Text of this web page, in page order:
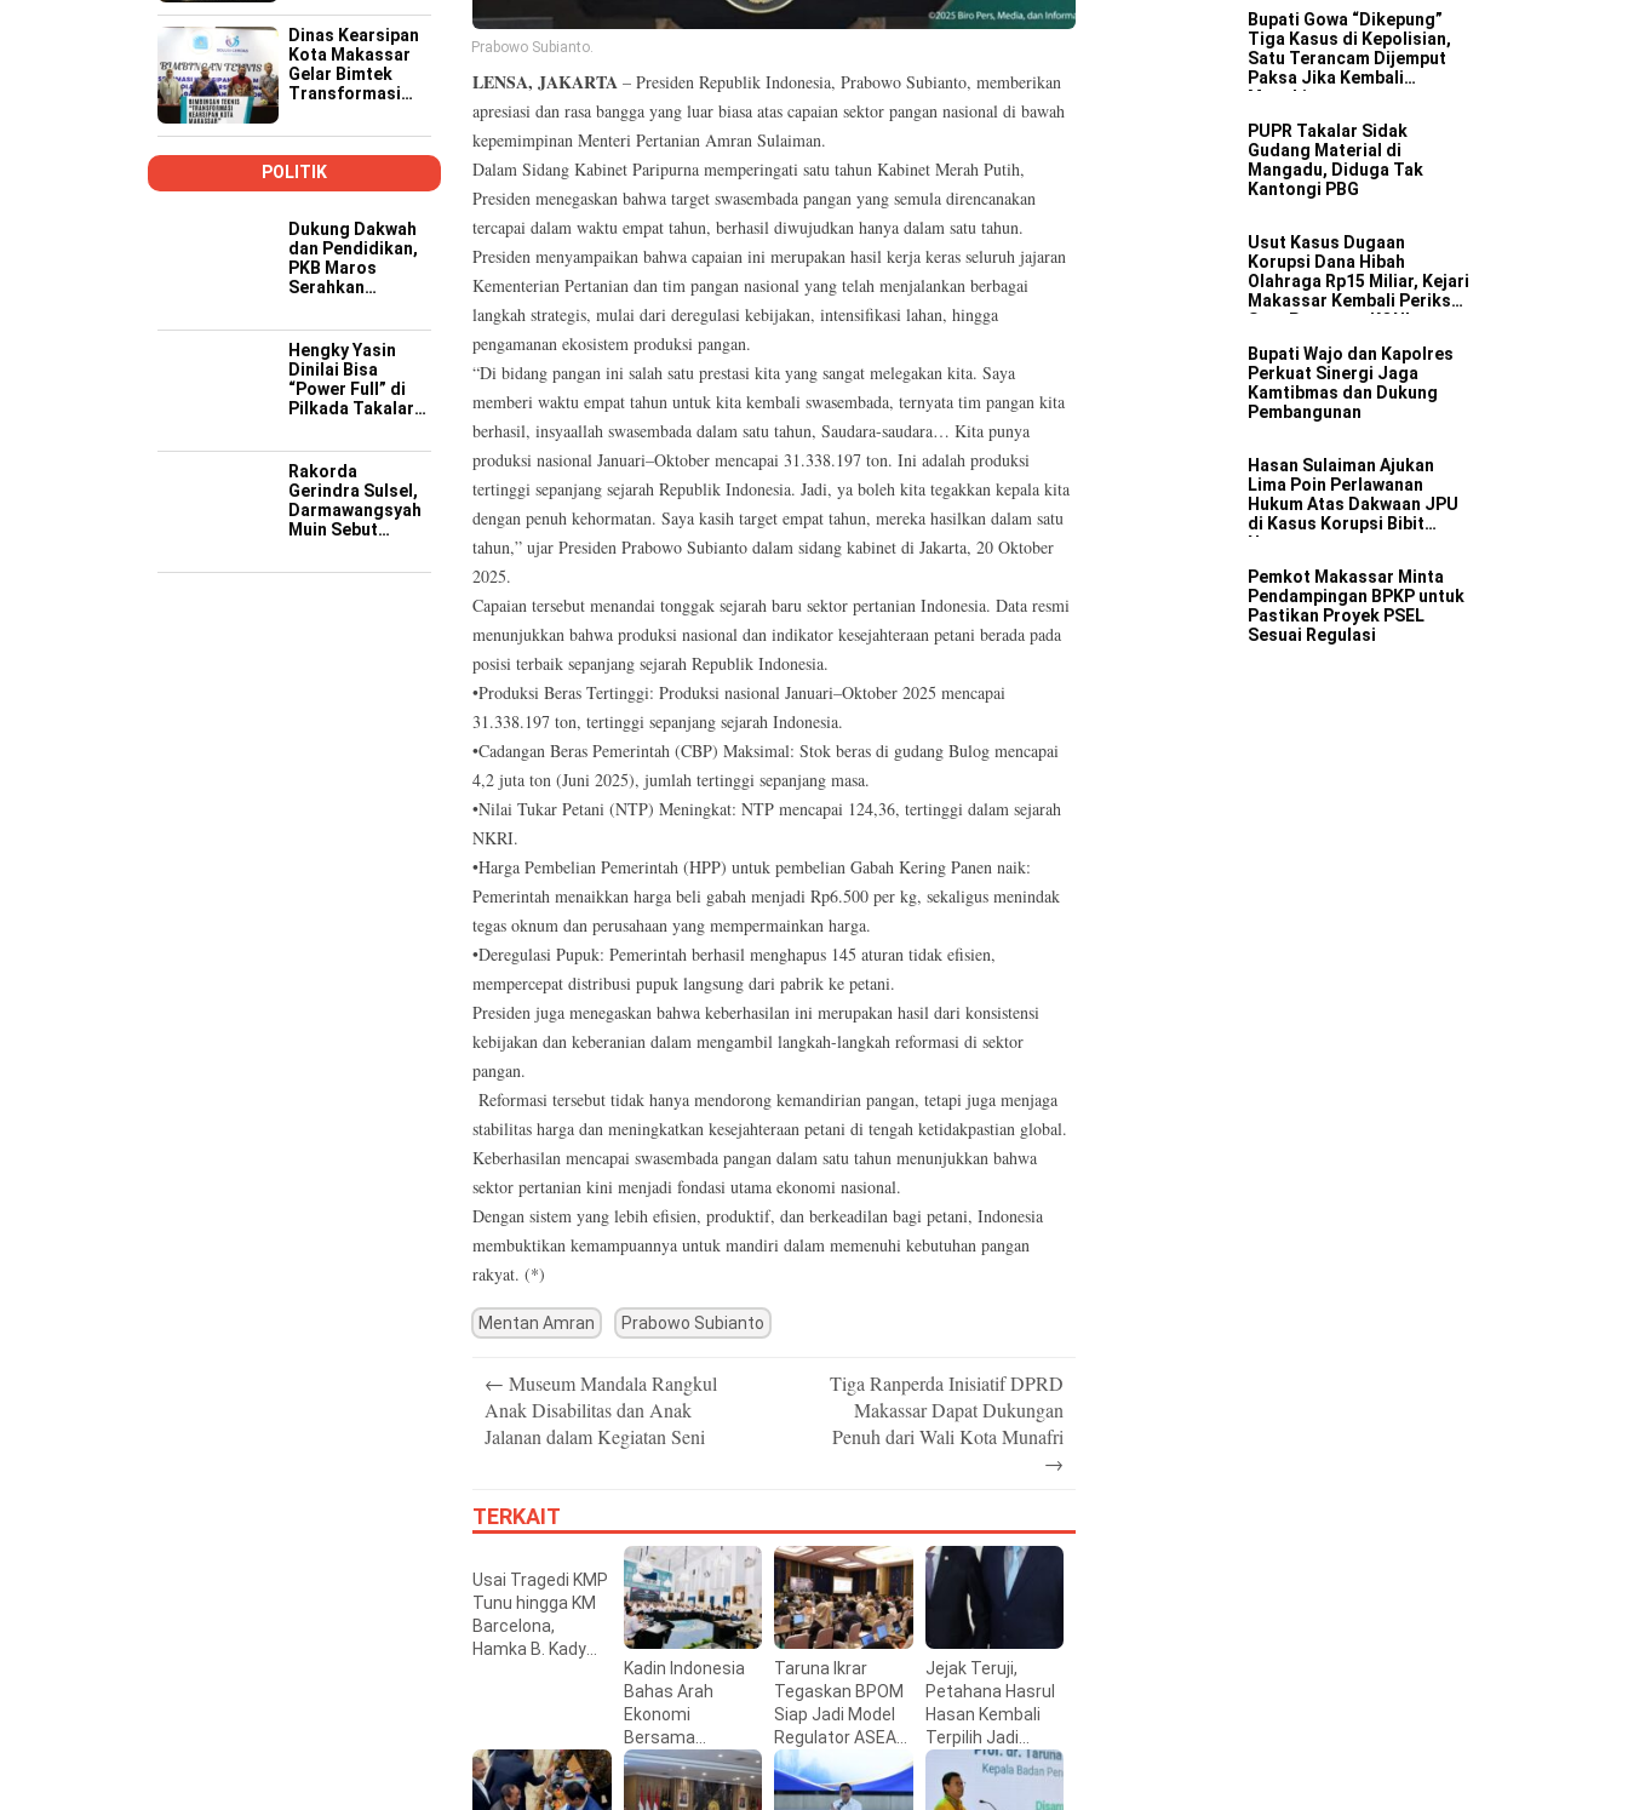
Transparan,
Musyawarah
Berakhir dengan
Kesepakatan
Dinas Kearsipan
Kota Makassar
Gelar Bimtek
Transformasi
Yogyakarta
POLITIK
Dukung Dakwah
dan Pendidikan,
PKB Maros
Serahkan
Operasional ke
Pesantren
Hidayatullah
Hengky Yasin
Dinilai Bisa
“Power Full” di
Pilkada Takalar
Rakorda
Gerindra Sulsel,
Darmawangsyah
Muin Sebut
Strategis
Prabowo Subianto.
LENSA, JAKARTA – Presiden Republik Indonesia, Prabowo Subianto, memberikan
apresiasi dan rasa bangga yang luar biasa atas capaian sektor pangan nasional di bawah
kepemimpinan Menteri Pertanian Amran Sulaiman.
Dalam Sidang Kabinet Paripurna memperingati satu tahun Kabinet Merah Putih,
Presiden menegaskan bahwa target swasembada pangan yang semula direncanakan
tercapai dalam waktu empat tahun, berhasil diwujudkan hanya dalam satu tahun.
Presiden menyampaikan bahwa capaian ini merupakan hasil kerja keras seluruh jajaran
Kementerian Pertanian dan tim pangan nasional yang telah menjalankan berbagai
langkah strategis, mulai dari deregulasi kebijakan, intensifikasi lahan, hingga
pengamanan ekosistem produksi pangan.
“Di bidang pangan ini salah satu prestasi kita yang sangat melegakan kita. Saya
memberi waktu empat tahun untuk kita kembali swasembada, ternyata tim pangan kita
berhasil, insyaallah swasembada dalam satu tahun, Saudara-saudara… Kita punya
produksi nasional Januari–Oktober mencapai 31.338.197 ton. Ini adalah produksi
tertinggi sepanjang sejarah Republik Indonesia. Jadi, ya boleh kita tegakkan kepala kita
dengan penuh kehormatan. Saya kasih target empat tahun, mereka hasilkan dalam satu
tahun,” ujar Presiden Prabowo Subianto dalam sidang kabinet di Jakarta, 20 Oktober
2025.
Capaian tersebut menandai tonggak sejarah baru sektor pertanian Indonesia. Data resmi
menunjukkan bahwa produksi nasional dan indikator kesejahteraan petani berada pada
posisi terbaik sepanjang sejarah Republik Indonesia.
•Produksi Beras Tertinggi: Produksi nasional Januari–Oktober 2025 mencapai
31.338.197 ton, tertinggi sepanjang sejarah Indonesia.
•Cadangan Beras Pemerintah (CBP) Maksimal: Stok beras di gudang Bulog mencapai
4,2 juta ton (Juni 2025), jumlah tertinggi sepanjang masa.
•Nilai Tukar Petani (NTP) Meningkat: NTP mencapai 124,36, tertinggi dalam sejarah
NKRI.
•Harga Pembelian Pemerintah (HPP) untuk pembelian Gabah Kering Panen naik:
Pemerintah menaikkan harga beli gabah menjadi Rp6.500 per kg, sekaligus menindak
tegas oknum dan perusahaan yang mempermainkan harga.
•Deregulasi Pupuk: Pemerintah berhasil menghapus 145 aturan tidak efisien,
mempercepat distribusi pupuk langsung dari pabrik ke petani.
Presiden juga menegaskan bahwa keberhasilan ini merupakan hasil dari konsistensi
kebijakan dan keberanian dalam mengambil langkah-langkah reformasi di sektor
pangan.
Reformasi tersebut tidak hanya mendorong kemandirian pangan, tetapi juga menjaga
stabilitas harga dan meningkatkan kesejahteraan petani di tengah ketidakpastian global.
Keberhasilan mencapai swasembada pangan dalam satu tahun menunjukkan bahwa
sektor pertanian kini menjadi fondasi utama ekonomi nasional.
Dengan sistem yang lebih efisien, produktif, dan berkeadilan bagi petani, Indonesia
membuktikan kemampuannya untuk mandiri dalam memenuhi kebutuhan pangan
rakyat. (*)
Mentan Amran Prabowo Subianto
navigation
← Museum Mandala Rangkul
Anak Disabilitas dan Anak
Jalanan dalam Kegiatan Seni
Tiga Ranperda Inisiatif DPRD
Makassar Dapat Dukungan
Penuh dari Wali Kota Munafri
→
TERKAIT
Usai Tragedi KMP
Tunu hingga KM
Barcelona,
Hamka B. Kady
Kadin Indonesia
Bahas Arah
Ekonomi
Bersama
Presiden
Prabowo, AYP:
Taruna Ikrar
Tegaskan BPOM
Siap Jadi Model
Regulator ASEAN
Lewat Kemitraan
Strategis dengan
Jejak Teruji,
Petahana Hasrul
Hasan Kembali
Terpilih Jadi
Komisioner KPI RI
Bupati Gowa “Dikepung”
Tiga Kasus di Kepolisian,
Satu Terancam Dijemput
Paksa Jika Kembali
Mangkir
PUPR Takalar Sidak
Gudang Material di
Mangadu, Diduga Tak
Kantongi PBG
Usut Kasus Dugaan
Korupsi Dana Hibah
Olahraga Rp15 Miliar, Kejari
Makassar Kembali Periksa
Satu Pengurus KONI
Bupati Wajo dan Kapolres
Perkuat Sinergi Jaga
Kamtibmas dan Dukung
Pembangunan
Hasan Sulaiman Ajukan
Lima Poin Perlawanan
Hukum Atas Dakwaan JPU
di Kasus Korupsi Bibit
Nanas
Pemkot Makassar Minta
Pendampingan BPKP untuk
Pastikan Proyek PSEL
Sesuai Regulasi